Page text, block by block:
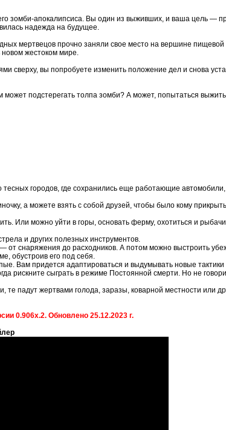
зомби-апокалипсиса. Вы один из выживших, и ваша цель —
надежда на будущее.
мертвецов прочно заняли свое место на вершине
жестоком мире.
сверху, вы попробуете изменить положение дел и снова
подстерегать толпа зомби? А может, попытаться
городов, где сохранились еще работающие
а можете взять с собой друзей, чтобы было кому
Или можно уйти в горы, основать ферму, охотиться и
и других полезных инструментов.
от снаряжения до расходников. А потом можно выстроить
обустроив его под себя.
Вам придется адаптироваться и выдумывать новые
рискните сыграть в режиме Постоянной смерти. Но не
те падут жертвами голода, заразы, коварной местности или
0.906x.2. Обновлено 25.12.2023 г.